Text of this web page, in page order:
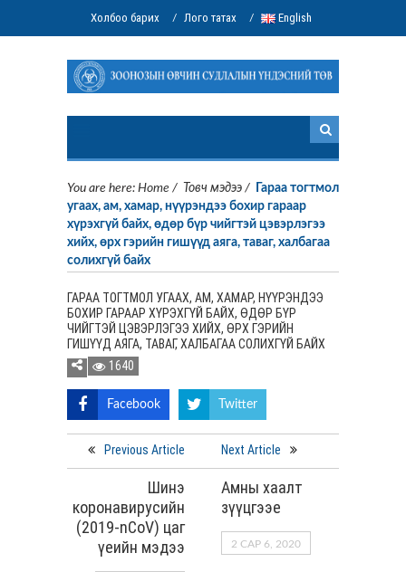
Холбоо барих / Лого татах / English
You are here: Home / Товч мэдээ /
Гараа тогтмол
угаах, ам, хамар, нүүрэндээ бохир гараар
хүрэхгүй байх, өдөр бүр чийгтэй цэвэрлэгээ
хийх, өрх гэрийн гишүүд аяга, таваг, халбагаа
солихгүй байх
ГАРАА ТОГТМОЛ УГААХ, АМ, ХАМАР, НҮҮРЭНДЭЭ
БОХИР ГАРААР ХҮРЭХГҮЙ БАЙХ, ӨДӨР БҮР
ЧИЙГТЭЙ ЦЭВЭРЛЭГЭЭ ХИЙХ, ӨРХ ГЭРИЙН
ГИШҮҮД АЯГА, ТАВАГ, ХАЛБАГАА СОЛИХГҮЙ БАЙХ
1640
Facebook Twitter
Previous Article
Шинэ
коронавирусийн
(2019-nCoV) цаг
үеийн мэдээ
Next Article
Амны хаалт
зүүцгээе
2 САР 6, 2020